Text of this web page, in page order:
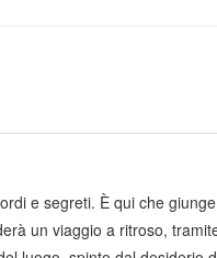
e segreti. È qui che
un viaggio a ritroso,